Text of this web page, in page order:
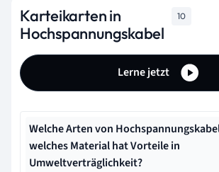
Karteikarten in
Hochspannungskabel
10
Lerne jetzt
Welche Arten von
welches Material hat Vorteile in
Umweltverträglichkeit?